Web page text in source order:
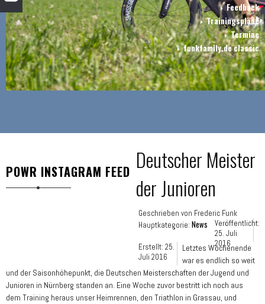
Feedback
Trainingspläne
Termine
funkfamily.de classic
POWR INSTAGRAM FEED Deutscher Meister
der Junioren
Geschrieben von Frederic Funk
Hauptkategorie: News
Veröffentlicht:
25. Juli
2016
Erstellt: 25.
Juli 2016
Letztes Wochenende
war es endlich so weit
und der Saisonhöhepunkt, die Deutschen Meisterschaften der Jugend und
Junioren in Nürnberg standen an. Eine Woche zuvor bestritt ich noch aus
dem Training heraus unser Heimrennen, den Triathlon in Grassau, und